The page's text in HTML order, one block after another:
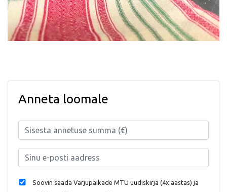
Anneta loomale
Soovin saada Varjupaikade MTÜ uudiskirja (4x aastas) ja